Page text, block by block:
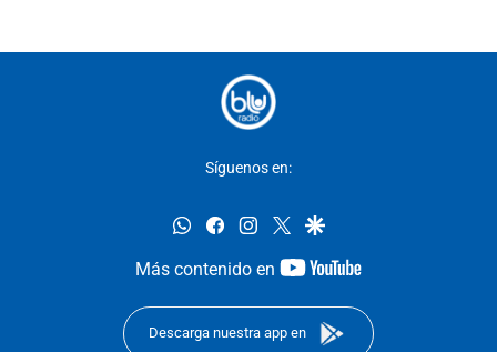
Síguenos en:
whatsappfacebookinstagram
twittergoogle
Más contenido en
youtube-
Descarga nuestra app en